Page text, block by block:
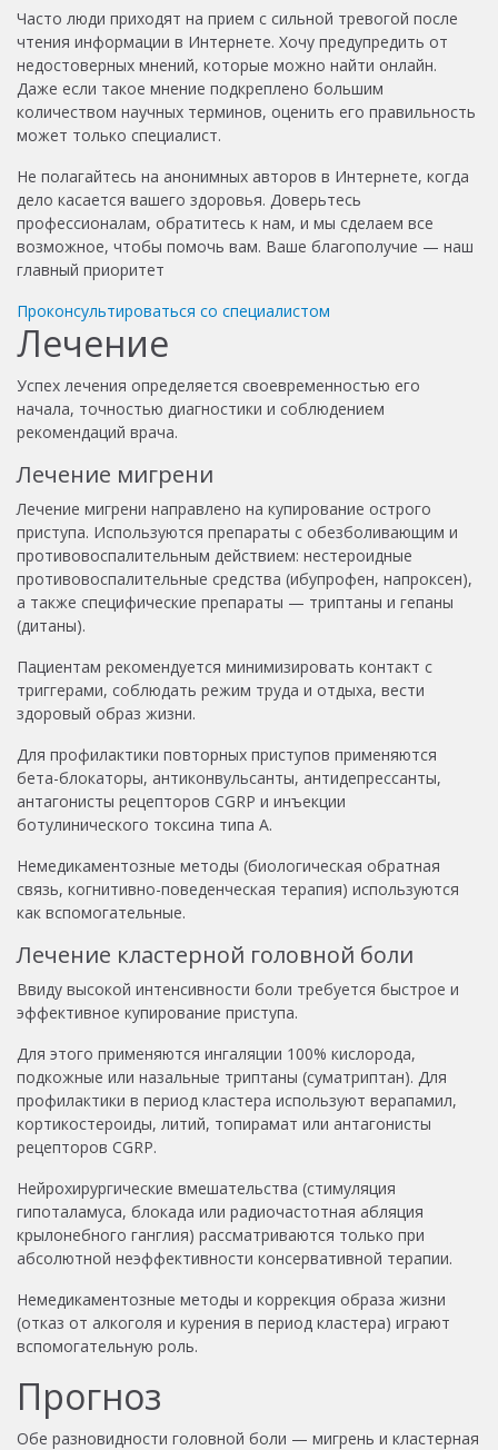
Часто люди приходят на прием с сильной тревогой после
чтения информации в Интернете. Хочу предупредить от
недостоверных мнений, которые можно найти онлайн.
Даже если такое мнение подкреплено большим
количеством научных терминов, оценить его правильность
может только специалист.
Не полагайтесь на анонимных авторов в Интернете, когда
дело касается вашего здоровья. Доверьтесь
профессионалам, обратитесь к нам, и мы сделаем все
возможное, чтобы помочь вам. Ваше благополучие — наш
главный приоритет
Проконсультироваться со специалистом
Лечение
Успех лечения определяется своевременностью его
начала, точностью диагностики и соблюдением
рекомендаций врача.
Лечение мигрени
Лечение мигрени направлено на купирование острого
приступа. Используются препараты с обезболивающим и
противовоспалительным действием: нестероидные
противовоспалительные средства (ибупрофен, напроксен),
а также специфические препараты — триптаны и гепаны
(дитаны).
Пациентам рекомендуется минимизировать контакт с
триггерами, соблюдать режим труда и отдыха, вести
здоровый образ жизни.
Для профилактики повторных приступов применяются
бета-блокаторы, антиконвульсанты, антидепрессанты,
антагонисты рецепторов CGRP и инъекции
ботулинического токсина типа А.
Немедикаментозные методы (биологическая обратная
связь, когнитивно-поведенческая терапия) используются
как вспомогательные.
Лечение кластерной головной боли
Ввиду высокой интенсивности боли требуется быстрое и
эффективное купирование приступа.
Для этого применяются ингаляции 100% кислорода,
подкожные или назальные триптаны (суматриптан). Для
профилактики в период кластера используют верапамил,
кортикостероиды, литий, топирамат или антагонисты
рецепторов CGRP.
Нейрохирургические вмешательства (стимуляция
гипоталамуса, блокада или радиочастотная абляция
крылонебного ганглия) рассматриваются только при
абсолютной неэффективности консервативной терапии.
Немедикаментозные методы и коррекция образа жизни
(отказ от алкоголя и курения в период кластера) играют
вспомогательную роль.
Прогноз
Обе разновидности головной боли — мигрень и кластерная